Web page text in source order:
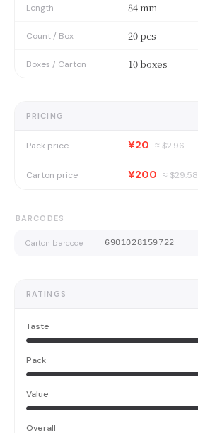
Length 84 mm
Count / Box 20 pcs
Boxes / Carton 10 boxes
PRICING
Pack price ¥20 ≈ $2.96
Carton price ¥200 ≈ $29.58
BARCODES
Carton barcode 6901028159722
RATINGS
Taste
Pack
Value
Overall